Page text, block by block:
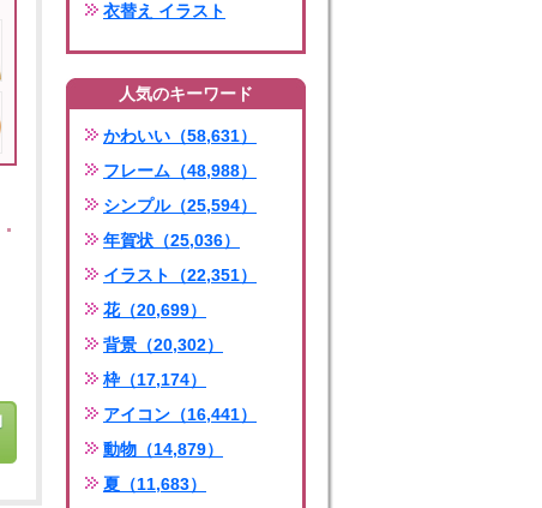
衣替え イラスト
人気のキーワード
かわいい（58,631）
フレーム（48,988）
シンプル（25,594）
年賀状（25,036）
イラスト（22,351）
花（20,699）
背景（20,302）
枠（17,174）
アイコン（16,441）
動物（14,879）
夏（11,683）